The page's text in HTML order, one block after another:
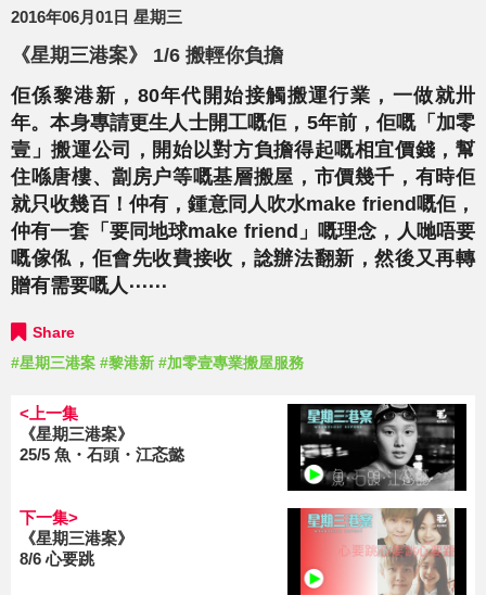
2016年06月01日 星期三
《星期三港案》 1/6 搬輕你負擔
佢係黎港新，80年代開始接觸搬運行業，一做就卅
年。本身專請更生人士開工嘅佢，5年前，佢嘅「加零
壹」搬運公司， 開始以對方負擔得起嘅相宜價錢，幫
住喺唐樓、劏房户等嘅基層搬屋，市價幾千，有時佢
就只收幾百！仲有，鍾意同人吹水make friend嘅佢，
仲有一套「要同地球make friend」嘅理念，人哋唔要
嘅傢俬，佢會先收費接收， 諗辦法翻新，然後又再轉
贈有需要嘅人⋯⋯
Share
#星期三港案 #黎港新 #加零壹專業搬屋服務
<上一集
《星期三港案》
25/5 魚・石頭・江忞懿
下一集>
《星期三港案》
8/6 心要跳